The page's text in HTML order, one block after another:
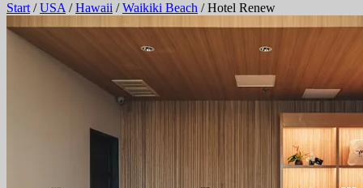
Start /USA /Hawaii /Waikiki Beach /Hotel Renew